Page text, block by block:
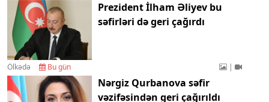
Prezident İlham Əliyev bu
səfirləri də geri çağırdı
Ölkədə Bu gün |
Nərgiz Qurbanova səfir
vəzifəsindən geri çağırıldı